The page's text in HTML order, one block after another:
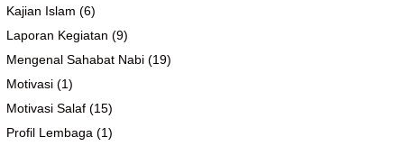
Kajian Islam (6)
Laporan Kegiatan (9)
Mengenal Sahabat Nabi (19)
Motivasi (1)
Motivasi Salaf (15)
Profil Lembaga (1)